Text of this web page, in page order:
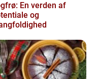
En verden af
og